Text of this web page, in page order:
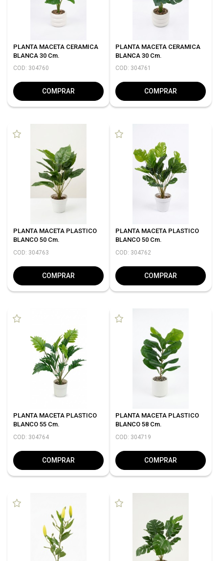
PLANTA MACETA CERAMICA
BLANCA 30 Cm.
COD: 304760
COMPRAR
PLANTA MACETA CERAMICA
BLANCA 30 Cm.
COD: 304761
COMPRAR
PLANTA MACETA PLASTICO
BLANCO 50 Cm.
COD: 304763
COMPRAR
PLANTA MACETA PLASTICO
BLANCO 50 Cm.
COD: 304762
COMPRAR
PLANTA MACETA PLASTICO
BLANCO 55 Cm.
COD: 304764
COMPRAR
PLANTA MACETA PLASTICO
BLANCO 58 Cm.
COD: 304719
COMPRAR